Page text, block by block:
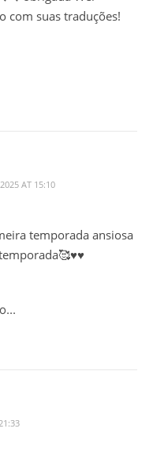
com suas traduções!
AT 15:10
temporada ansiosa